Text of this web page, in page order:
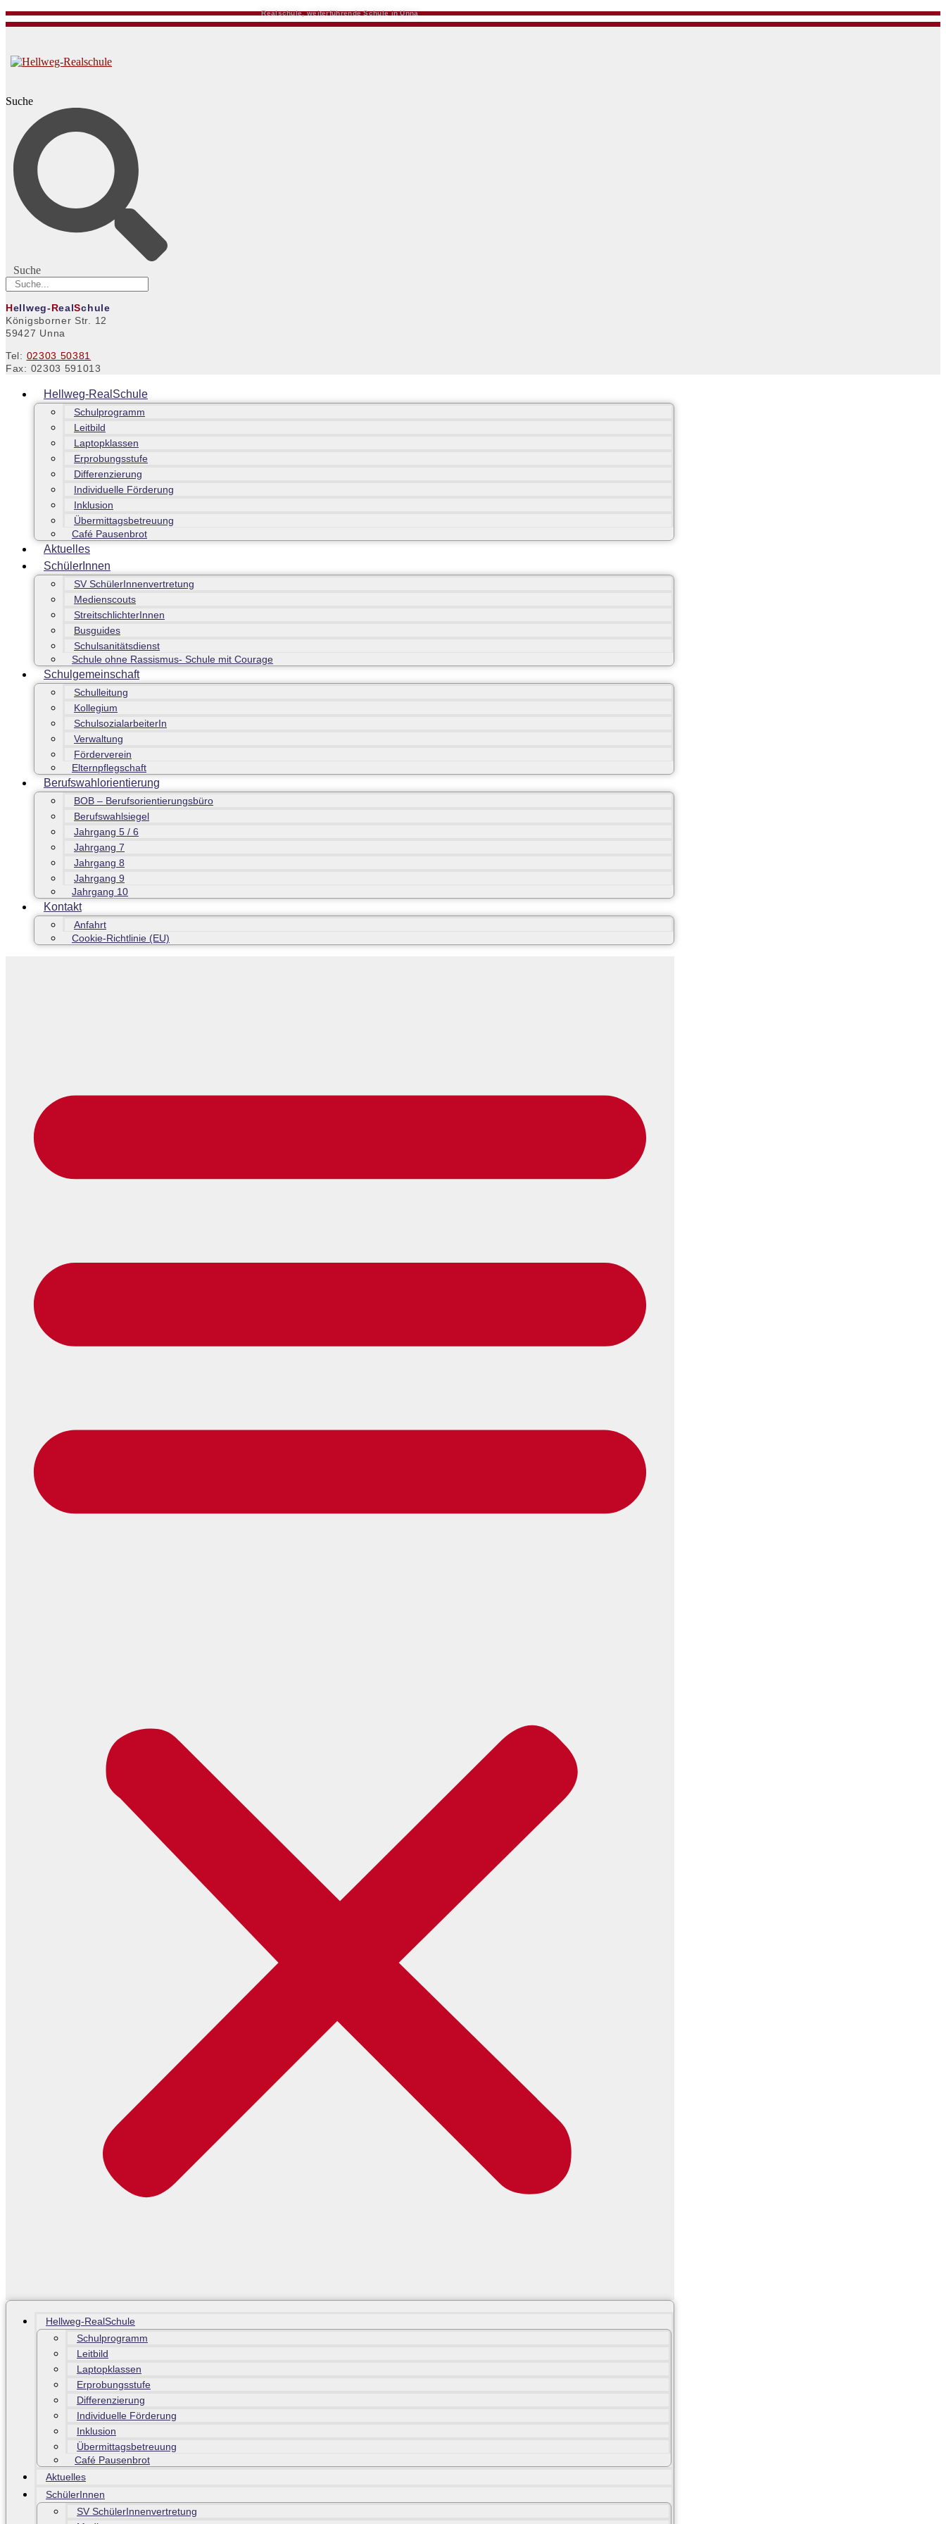
Realschule, weiterführende Schule in Unna
Suche
Suche
Hellweg-RealSchule
Königsborner Str. 12
59427 Unna
Tel: 02303 50381
Fax: 02303 591013
Hellweg-RealSchule
Schulprogramm
Leitbild
Laptopklassen
Erprobungsstufe
Differenzierung
Individuelle Förderung
Inklusion
Übermittagsbetreuung
Café Pausenbrot
Aktuelles
SchülerInnen
SV SchülerInnenvertretung
Medienscouts
StreitschlichterInnen
Busguides
Schulsanitätsdienst
Schule ohne Rassismus- Schule mit Courage
Schulgemeinschaft
Schulleitung
Kollegium
SchulsozialarbeiterIn
Verwaltung
Förderverein
Elternpflegschaft
Berufswahlorientierung
BOB – Berufsorientierungsbüro
Berufswahlsiegel
Jahrgang 5 / 6
Jahrgang 7
Jahrgang 8
Jahrgang 9
Jahrgang 10
Kontakt
Anfahrt
Cookie-Richtlinie (EU)
Hellweg-RealSchule
Schulprogramm
Leitbild
Laptopklassen
Erprobungsstufe
Differenzierung
Individuelle Förderung
Inklusion
Übermittagsbetreuung
Café Pausenbrot
Aktuelles
SchülerInnen
SV SchülerInnenvertretung